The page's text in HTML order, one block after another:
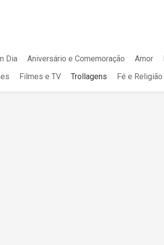
Dia Aniversário e Comemoração Amor
Filmes e TV Trollagens Fé e Religião